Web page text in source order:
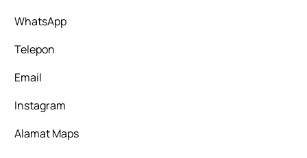
WhatsApp
Telepon
Email
Instagram
Alamat Maps